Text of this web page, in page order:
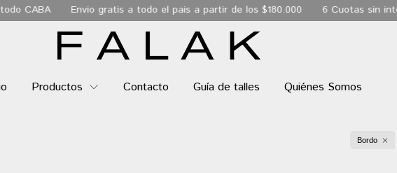
Envio gratis a todo el pais a partir de los $180.000 6 Cuotas sin interés Envio
Productos Contacto Guía de talles Quiénes Somos
Bordo